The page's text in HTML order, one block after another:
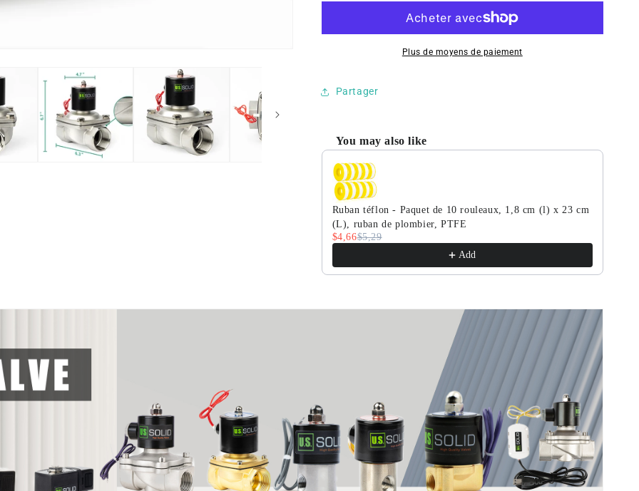
Acier
CA,
joint
-
Acier
inoxydable
joint
Plus de moyens de paiement
Partager
You may also like
Use the Previous and Next buttons to navigate through
Ruban téflon - Paquet de 10 rouleaux, 1,8 cm (l) x 23 cm
(L), ruban de plombier, PTFE
$4,66$5,29
Add